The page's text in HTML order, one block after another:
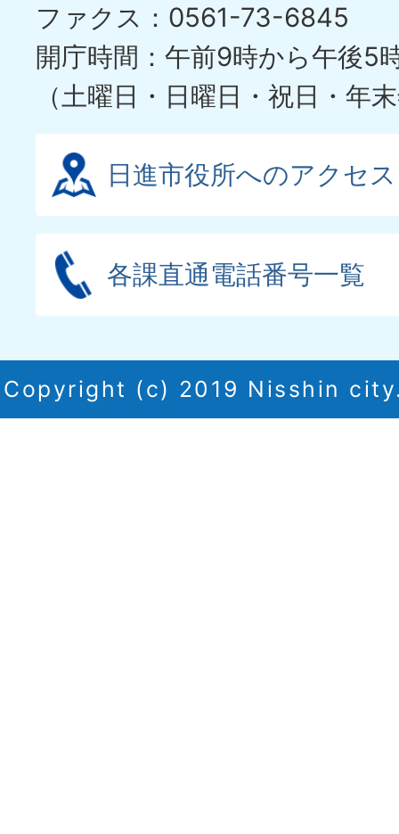
ファクス：0561-73-6845
開庁時間：午前9時から午後5
（土曜日・日曜日・祝日・年
日進市役所へのアクセス
各課直通電話番号一覧
Copyright (c) 2019 Nisshin